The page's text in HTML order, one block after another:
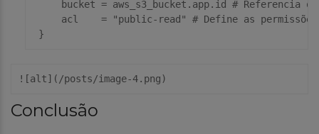
     bucket = aws_s3_bucket.
app.id # Referencia
     acl    =
"public-read" # Define as
![alt]( /posts/image-4.png
Conclusão